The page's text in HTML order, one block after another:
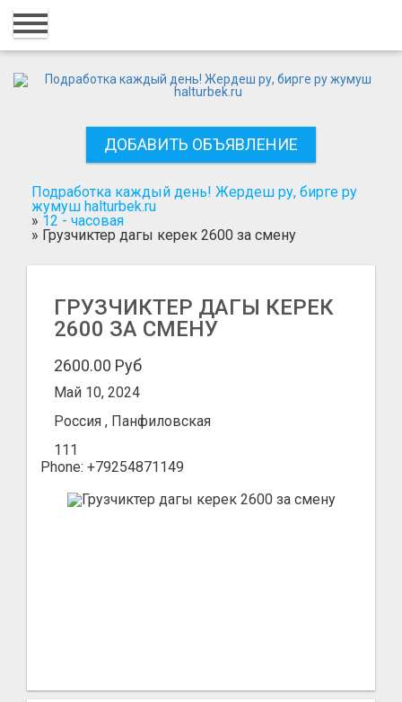
Главная
Добавить объявление
Поиск
ДОБАВИТЬ ОБЪЯВЛЕНИЕ
Подработка каждый день! Жердеш ру, бирге ру
жумуш halturbek.ru
» 12 - часовая
» Грузчиктер дагы керек 2600 за смену
ГРУЗЧИКТЕР ДАГЫ КЕРЕК
2600 ЗА СМЕНУ
2600.00 Руб
Май 10, 2024
Россия , Панфиловская
111
Phone: +79254871149